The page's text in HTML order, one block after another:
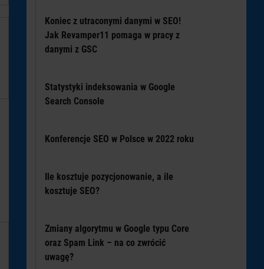
Koniec z utraconymi danymi w SEO!
Jak Revamper11 pomaga w pracy z
danymi z GSC
Statystyki indeksowania w Google
Search Console
Konferencje SEO w Polsce w 2022 roku
Ile kosztuje pozycjonowanie, a ile
kosztuje SEO?
Zmiany algorytmu w Google typu Core
oraz Spam Link – na co zwrócić
uwagę?